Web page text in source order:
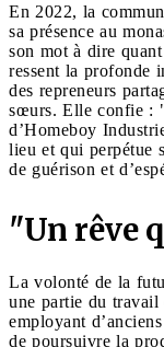
En 2022, la
sa présence au
son mot à dire
ressent la profonde
des repreneurs
sœurs. Elle confie :
d’Homeboy
lieu et qui perpétue
de guérison et
"Un rêve
La volonté de la
une partie du travail
employant
de poursuivre la